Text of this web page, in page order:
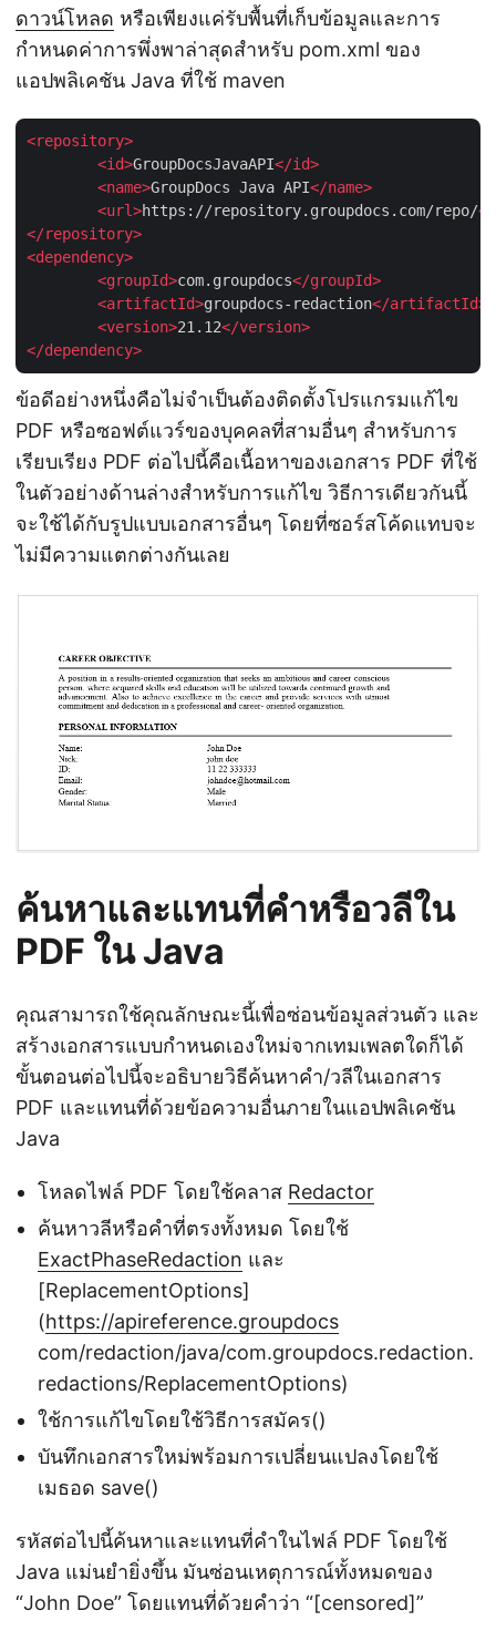
ดาวน์โหลด หรือเพียงแค่รับพื้นที่เก็บข้อมูลและการ
กำหนดค่าการพึ่งพาล่าสุดสำหรับ pom.xml ของ
แอปพลิเคชัน Java ที่ใช้ maven
<repository>
<id>GroupDocsJavaAPI</id>
<name>GroupDocs Java API</name>
<url>https://repository.groupdocs.com/repo/</
</repository>
<dependency>
<groupId>com.groupdocs</groupId>
<artifactId>groupdocs-redaction</artifactId>
<version>21.12</version>
</dependency>
ข้อดีอย่างหนึ่งคือไม่จำเป็นต้องติดตั้งโปรแกรมแก้ไข
PDF หรือซอฟต์แวร์ของบุคคลที่สามอื่นๆ สำหรับการ
เรียบเรียง PDF ต่อไปนี้คือเนื้อหาของเอกสาร PDF ที่ใช้
ในตัวอย่างด้านล่างสำหรับการแก้ไข วิธีการเดียวกันนี้
จะใช้ได้กับรูปแบบเอกสารอื่นๆ โดยที่ซอร์สโค้ดแทบจะ
ไม่มีความแตกต่างกันเลย
ค้นหาและแทนที่คำหรือวลีใน
PDF ใน Java
คุณสามารถใช้คุณลักษณะนี้เพื่อซ่อนข้อมูลส่วนตัว และ
สร้างเอกสารแบบกำหนดเองใหม่จากเทมเพลตใดก็ได้
ขั้นตอนต่อไปนี้จะอธิบายวิธีค้นหาคำ/วลีในเอกสาร
PDF และแทนที่ด้วยข้อความอื่นภายในแอปพลิเคชัน
Java
โหลดไฟล์ PDF โดยใช้คลาส Redactor
ค้นหาวลีหรือคำที่ตรงทั้งหมด โดยใช้
ExactPhaseRedaction และ
[ReplacementOptions]
(https://apireference.groupdocs
com/redaction/java/com.groupdocs.redaction.
redactions/ReplacementOptions)
ใช้การแก้ไขโดยใช้วิธีการสมัคร()
บันทึกเอกสารใหม่พร้อมการเปลี่ยนแปลงโดยใช้
เมธอด save()
รหัสต่อไปนี้ค้นหาและแทนที่คำในไฟล์ PDF โดยใช้
Java แม่นยำยิ่งขึ้น มันซ่อนเหตุการณ์ทั้งหมดของ
“John Doe” โดยแทนที่ด้วยคำว่า “[censored]”